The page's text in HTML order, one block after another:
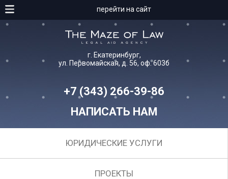
перейти на сайт
г. Екатеринбург,
ул. Первомайская, д. 56, оф. 603б
+7 (343) 266-39-86
НАПИСАТЬ НАМ
ЮРИДИЧЕСКИЕ УСЛУГИ
ПРОЕКТЫ